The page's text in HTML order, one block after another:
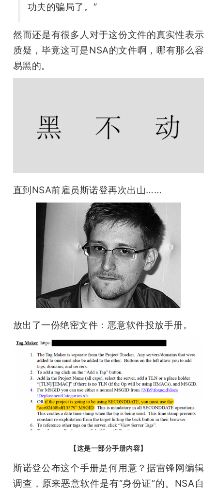
功夫的骗局了。”
然而还是有很多人对于这份文件的真实性表示
质疑，毕竟这可是NSA的文件啊，哪有那么容
易黑的。
直到NSA前雇员斯诺登再次出山……
放出了一份绝密文件：恶意软件投放手册。
【这是一部分手册内容】
斯诺登公布这个手册是何用意？据雷锋网编辑
调查，原来恶意软件是有“身份证”的。NSA自